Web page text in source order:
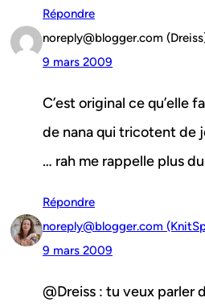
Répondre
noreply@blogger.com
9 mars 2009
C’est original ce qu’elle
de nana qui tricotent de
… rah me rappelle plus
Répondre
noreply@blogger.com
9 mars 2009
@Dreiss : tu veux parler